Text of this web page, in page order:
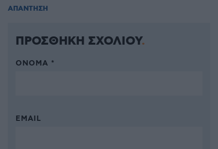
ΑΠΑΝΤΗΣΗ
ΠΡΟΣΘΗΚΗ ΣΧΟΛΙΟΥ
ΌΝΟΜΑ *
EMAIL